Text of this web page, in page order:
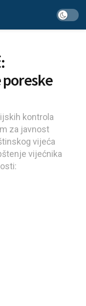
kontrola
za javnost
vijeća
vijećnika